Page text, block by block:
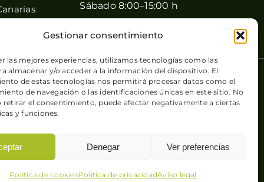
Gestionar consentimiento
las mejores experiencias, utilizamos tecnologías como las
almacenar y/o acceder a la información del dispositivo. El
de estas tecnologías nos permitirá procesar datos como el
de navegación o las identificaciones únicas en este sitio. No
retirar el consentimiento, puede afectar negativamente a ciertas
y funciones.
Denegar Ver preferencias
Política de cookiesPolítica de privacidadAviso legal
Sábado 8:00–15:00 h
Domingo Cerrado
cookies| Sitio web desarrollado por+QueGusto S.C.